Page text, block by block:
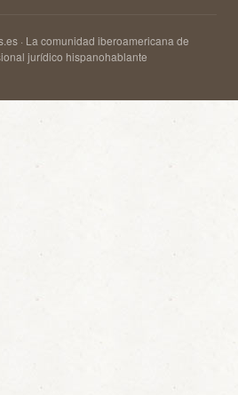
· La comunidad iberoamericana de
jurídico hispanohablante